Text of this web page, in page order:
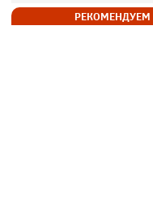
РЕКОМЕНДУЕМ